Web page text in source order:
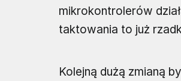
mikrokontrolerów
taktowania to już
Kolejną dużą zmianą